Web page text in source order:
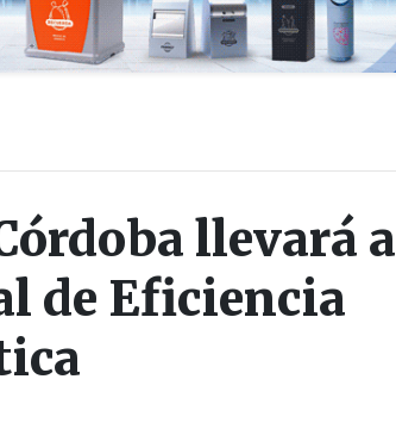
llevará a
de Eficiencia